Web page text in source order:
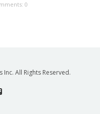
0
All Rights Reserved.